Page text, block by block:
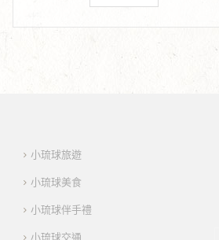
小琉球旅遊
小琉球美食
小琉球伴手禮
小琉球交通